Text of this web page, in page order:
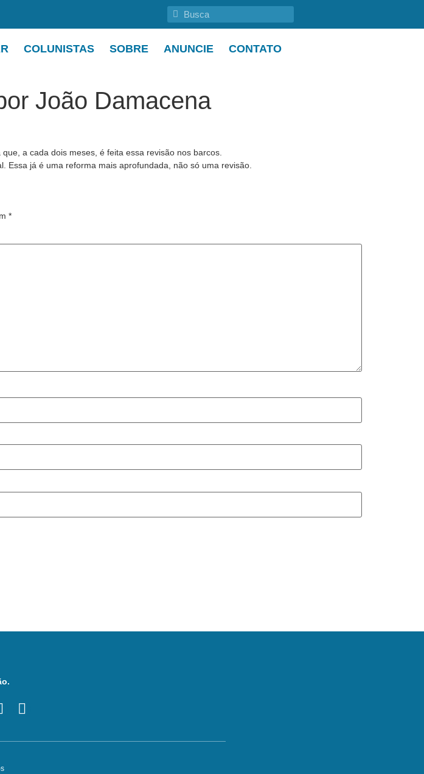
COLUNISTAS SOBRE ANUNCIE CONTATO
João Damacena
a cada dois meses, é feita essa revisão nos barcos.
já é uma reforma mais aprofundada, não só uma revisão.
*